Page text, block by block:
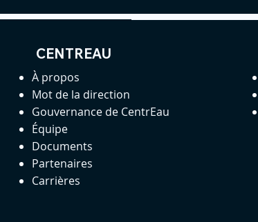
CENTREAU
À propos
Mot de la direction
Gouvernance de CentrEau
Équipe
Documents
Partenaires
Carrières